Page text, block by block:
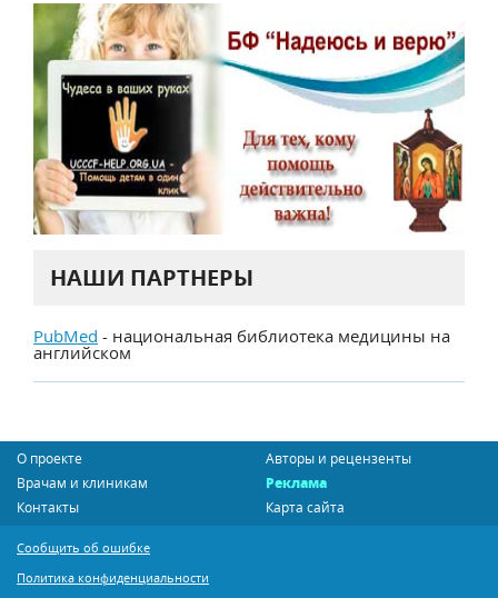
НАШИ ПАРТНЕРЫ
PubMed - национальная библиотека медицины на
английском
О проекте
Авторы и рецензенты
Врачам и клиникам
Реклама
Контакты
Карта сайта
Сообщить об ошибке
Политика конфиденциальности